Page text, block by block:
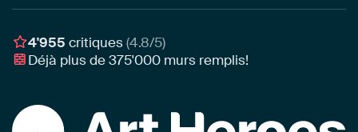
Délai & Livraison
Montage & Accrochage
Chèques cadeaux
Récompenses
Professionnels
4'955 critiques(4.8/5)
Déjà plus de375'000 murs remplis!